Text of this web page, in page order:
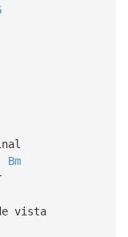
Bm
vista